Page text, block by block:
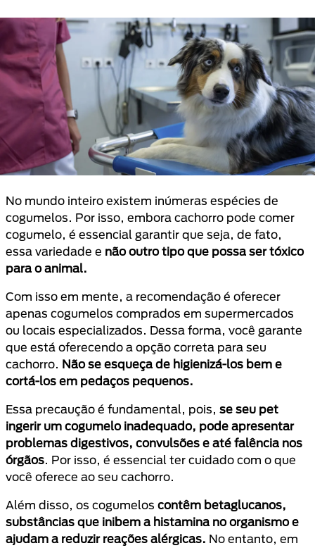
No mundo inteiro existem inúmeras espécies de
cogumelos. Por isso, embora cachorro pode comer
cogumelo, é essencial garantir que seja, de fato,
essa variedade e não outro tipo que possa ser tóxico
para o animal.
Com isso em mente, a recomendação é oferecer
apenas cogumelos comprados em supermercados
ou locais especializados. Dessa forma, você garante
que está oferecendo a opção correta para seu
cachorro. Não se esqueça de higienizá-los bem e
cortá-los em pedaços pequenos.
Essa precaução é fundamental, pois, se seu pet
ingerir um cogumelo inadequado, pode apresentar
problemas digestivos, convulsões e até falência nos
órgãos. Por isso, é essencial ter cuidado com o que
você oferece ao seu cachorro.
Além disso, os cogumelos contêm betaglucanos,
substâncias que inibem a histamina no organismo e
ajudam a reduzir reações alérgicas. No entanto, em